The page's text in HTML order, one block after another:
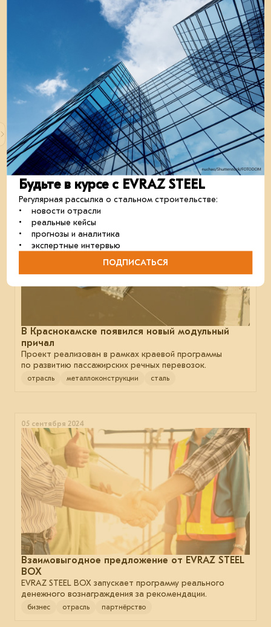
EVRAZ STEEL BUILDING зафиксировал
рекордные показатели
Компания подвела итоги 2025 года и достигла
максимальных результатов в промышленном сегменте
стального строительства.
металлоконструкции отрасль
05 августа 2025
В Краснокамске появился новый модульный
причал
Проект реализован в рамках краевой программы
по развитию пассажирских речных перевозок.
отрасль металлоконструкции сталь
05 сентября 2024
Взаимовыгодное предложение от EVRAZ STEEL
BOX
EVRAZ STEEL BOX запускает программу реального
денежного вознаграждения за рекомендации.
бизнес отрасль партнёрство
Будьте в курсе с EVRAZ STEEL
Регулярная рассылка о стальном строительстве:
• новости отрасли
• реальные кейсы
• прогнозы и аналитика
• экспертные интервью
ПОДПИСАТЬСЯ